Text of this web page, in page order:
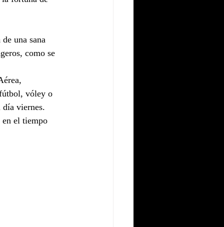
una sana
como se
vóley o
día viernes.
en el tiempo